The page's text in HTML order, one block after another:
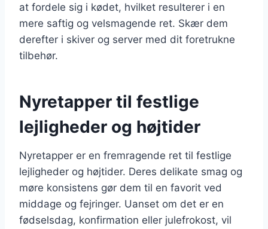
at fordele sig i kødet, hvilket resulterer i en
mere saftig og velsmagende ret. Skær dem
derefter i skiver og server med dit foretrukne
tilbehør.
Nyretapper til festlige
lejligheder og højtider
Nyretapper er en fremragende ret til festlige
lejligheder og højtider. Deres delikate smag og
møre konsistens gør dem til en favorit ved
middage og fejringer. Uanset om det er en
fødselsdag, konfirmation eller julefrokost, vil